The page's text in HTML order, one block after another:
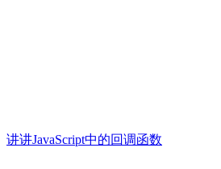
讲讲JavaScript中的回调函数